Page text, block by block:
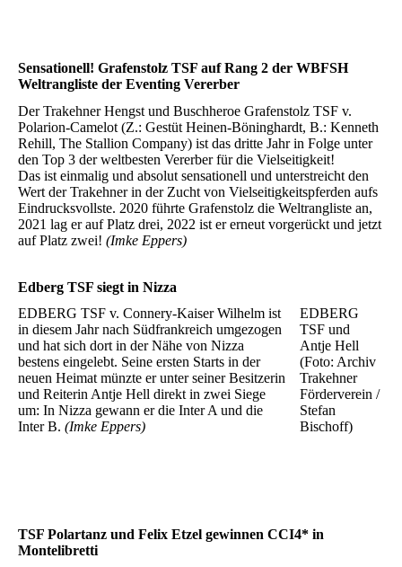
Sensationell! Grafenstolz TSF auf Rang 2 der WBFSH
Weltrangliste der Eventing Vererber
Der Trakehner Hengst und Buschheroe Grafenstolz TSF v.
Polarion-Camelot (Z.: Gestüt Heinen-Böninghardt, B.: Kenneth
Rehill, The Stallion Company) ist das dritte Jahr in Folge unter
den Top 3 der weltbesten Vererber für die Vielseitigkeit!
Das ist einmalig und absolut sensationell und unterstreicht den
Wert der Trakehner in der Zucht von Vielseitigkeitspferden aufs
Eindrucksvollste. 2020 führte Grafenstolz die Weltrangliste an,
2021 lag er auf Platz drei, 2022 ist er erneut vorgerückt und jetzt
auf Platz zwei! (Imke Eppers)
Edberg TSF siegt in Nizza
EDBERG
TSF und
Antje Hell
(Foto: Archiv
Trakehner
Förderverein /
Stefan
Bischoff)
EDBERG TSF v. Connery-Kaiser Wilhelm ist
in diesem Jahr nach Südfrankreich umgezogen
und hat sich dort in der Nähe von Nizza
bestens eingelebt. Seine ersten Starts in der
neuen Heimat münzte er unter seiner Besitzerin
und Reiterin Antje Hell direkt in zwei Siege
um: In Nizza gewann er die Inter A und die
Inter B. (Imke Eppers)
TSF Polartanz und Felix Etzel gewinnen CCI4* in
Montelibretti